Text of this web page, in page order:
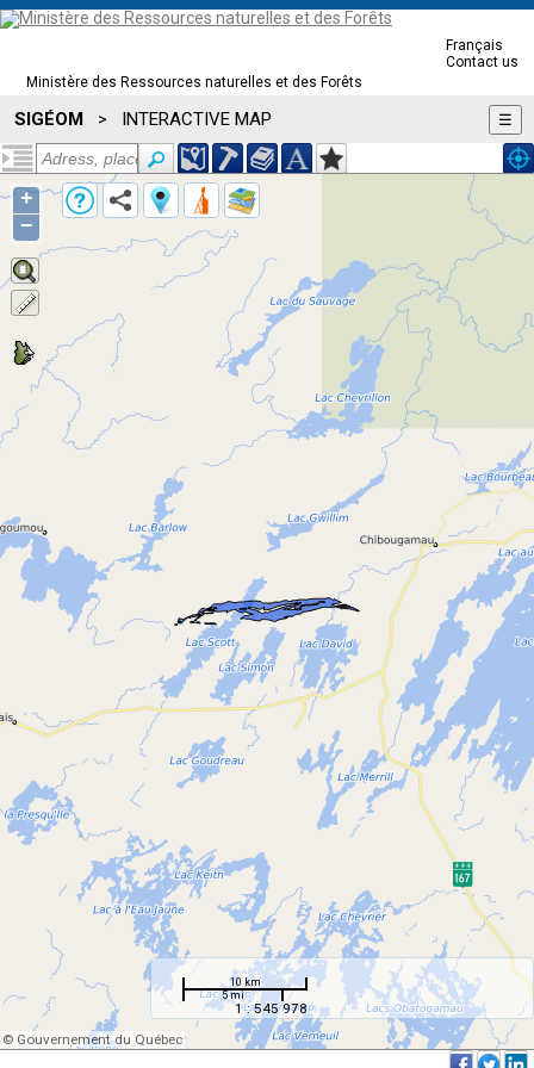
Ministère des Ressources naturelles et des Forêts
Français
Contact us
SIGÉOM > INTERACTIVE MAP ☰
10 km
5 mi
1 : 545 978
© Gouvernement du Québec
+
−